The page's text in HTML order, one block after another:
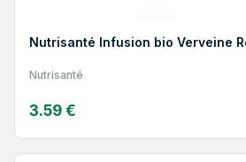
Nutrisanté Infusion bio Verveine
Nutrisanté
3.59 €